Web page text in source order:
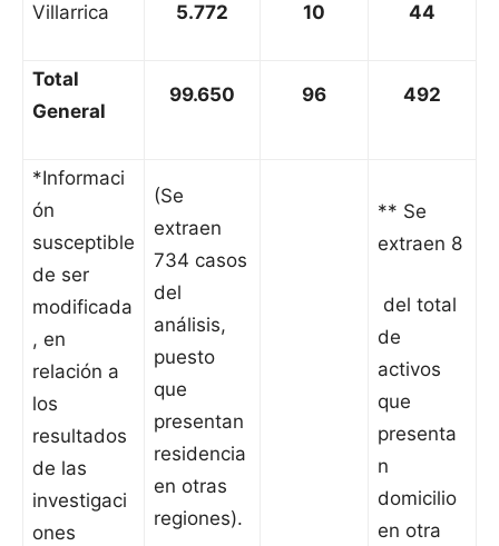
Villarrica 5.772 10 44
Total
General
99.650 96 492
*Informaci
ón
susceptible
de ser
modificada
, en
relación a
los
resultados
de las
investigaci
ones
(Se
extraen
734 casos
del
análisis,
puesto
que
presentan
residencia
en otras
regiones).
** Se
extraen 8
del total
de
activos
que
presenta
n
domicilio
en otra